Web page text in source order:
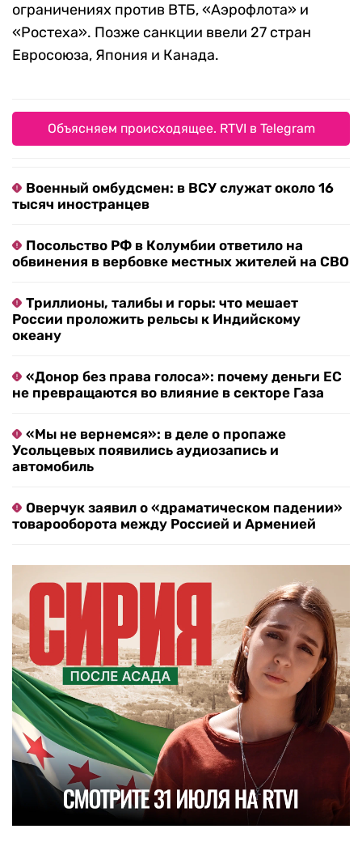
ограничениях против ВТБ, «Аэрофлота» и
«Ростеха». Позже санкции ввели 27 стран
Евросоюза, Япония и Канада.
Объясняем происходящее. RTVI в Telegram
Военный омбудсмен: в ВСУ служат около 16
тысяч иностранцев
Посольство РФ в Колумбии ответило на
обвинения в вербовке местных жителей на СВО
Триллионы, талибы и горы: что мешает
России проложить рельсы к Индийскому
океану
«Донор без права голоса»: почему деньги ЕС
не превращаются во влияние в секторе Газа
«Мы не вернемся»: в деле о пропаже
Усольцевых появились аудиозапись и
автомобиль
Оверчук заявил о «драматическом падении»
товарооборота между Россией и Арменией